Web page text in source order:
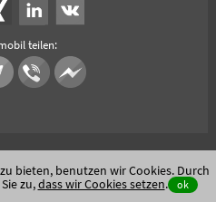
teilen:
bieten, benutzen wir Cookies. Durch
zu,dass wir Cookies setzen. ok